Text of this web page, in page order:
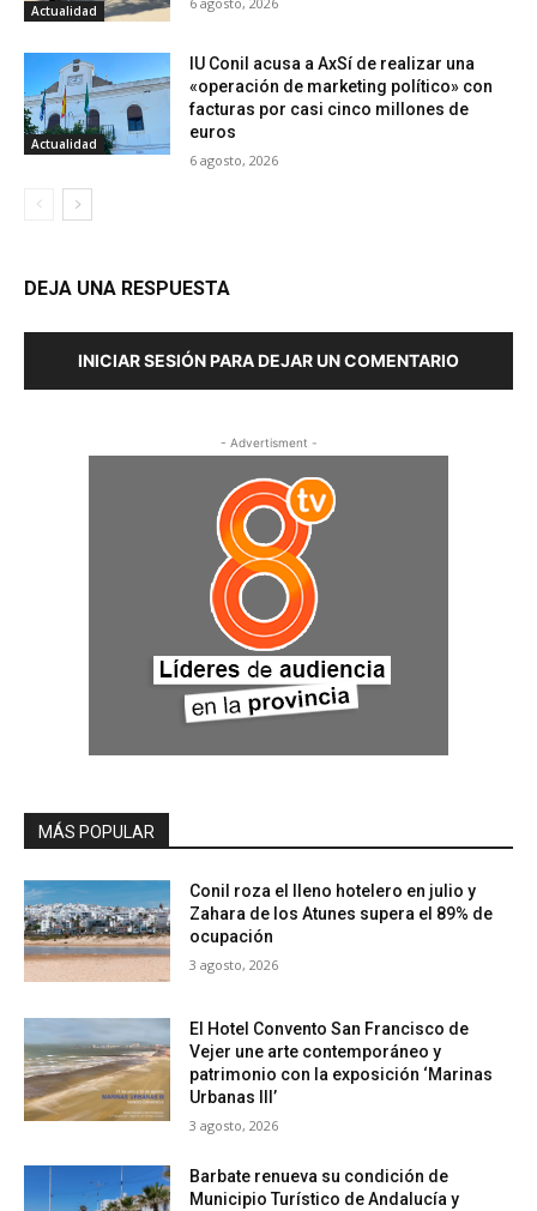
Actualidad
Actualidad
IU Conil acusa a AxSí de realizar una
«operación de marketing político» con
facturas por casi cinco millones de
euros
6 agosto, 2026
DEJA UNA RESPUESTA
INICIAR SESIÓN PARA DEJAR UN COMENTARIO
- Advertisment -
MÁS POPULAR
Conil roza el lleno hotelero en julio y
Zahara de los Atunes supera el 89% de
ocupación
3 agosto, 2026
El Hotel Convento San Francisco de
Vejer une arte contemporáneo y
patrimonio con la exposición ‘Marinas
Urbanas III’
3 agosto, 2026
Barbate renueva su condición de
Municipio Turístico de Andalucía y